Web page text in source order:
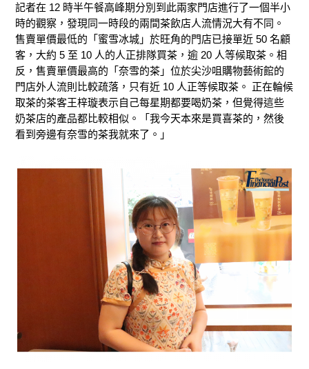
記者在 12 時半午餐高峰期分別到此兩家門店進行了一個半小
時的觀察，發現同一時段的兩間茶飲店人流情況大有不同。
售賣單價最低的「蜜雪冰城」於旺角的門店已接單近 50 名顧
客，大約 5 至 10 人的人正排隊買茶，逾 20 人等候取茶。相
反，售賣單價最高的「奈雪的茶」位於尖沙咀購物藝術館的
門店外人流則比較疏落，只有近 10 人正等候取茶。 正在輪候
取茶的茶客王梓璇表示自己每星期都要喝奶茶，但覺得這些
奶茶店的產品都比較相似。「我今天本來是買喜茶的，然後
看到旁邊有奈雪的茶我就來了。」